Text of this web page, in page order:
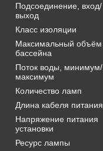
Подсоединение, вход/
выход
Класс изоляции
Максимальный объём
бассейна
Поток воды, минимум/
максимум
Количество ламп
Длина кабеля питания
Напряжение питания
установки
Ресурс лампы